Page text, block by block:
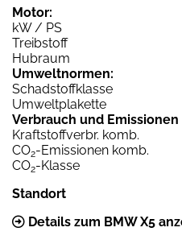
Motor:
kW / PS
Treibstoff
Hubraum
Umweltnormen:
Schadstoffklasse
Umweltplakette
Verbrauch und Emissionen
Kraftstoffverbr. komb.
CO2-Emissionen komb.
CO2-Klasse
Standort
Details zum BMW X5